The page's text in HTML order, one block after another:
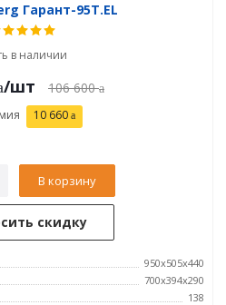
Гарант-95T.EL
в наличии
/шт 106 600
10 660
В корзину
скидку
950x505x440
700х394х290
138